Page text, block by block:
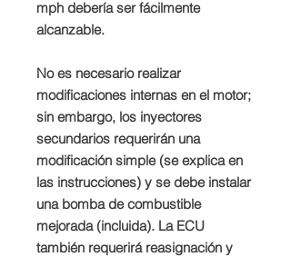
mph debería ser fácilmente
alcanzable.
No es necesario realizar
modificaciones internas en el motor;
sin embargo, los inyectores
secundarios requerirán una
modificación simple (se explica en
las instrucciones) y se debe instalar
una bomba de combustible
mejorada (incluida). La ECU
también requerirá reasignación y